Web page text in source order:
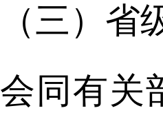
（三）省
会同有关